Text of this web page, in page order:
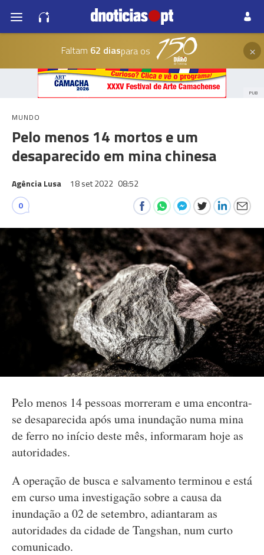
Faltam 62 diaspara os ×
PUB
MUNDO
Pelo menos 14 mortos e um
desaparecido em mina chinesa
Agência Lusa 18 set 2022 08:52
0
Pelo menos 14 pessoas morreram e uma encontra-
se desaparecida após uma inundação numa mina
de ferro no início deste mês, informaram hoje as
autoridades.
A operação de busca e salvamento terminou e está
em curso uma investigação sobre a causa da
inundação a 02 de setembro, adiantaram as
autoridades da cidade de Tangshan, num curto
comunicado.